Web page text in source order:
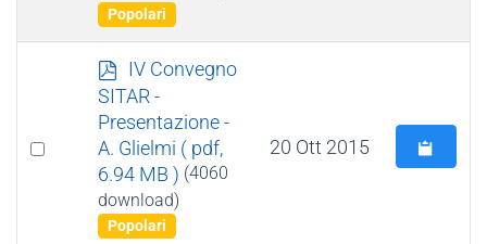
Popolari
Select
p
d
f
IV Convegno
SITAR -
Presentazione -
A. Glielmi ( pdf,
6.94 MB ) (4060
download)
Popolari
20 Ott 2015